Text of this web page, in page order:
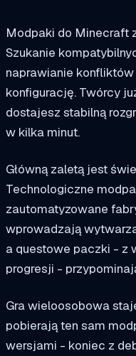
Modpaki do Minecraft
Szukanie
naprawianie
konfigurację. Twórcy
dostajesz stabilną
w kilka minut.
Główną zaletą jest
Technologiczne
zautomatyzowane
wprowadzają
a questowe paczki - z
progresji -
Gra wieloosobowa
pobierają ten sam
wersjami - koniec z